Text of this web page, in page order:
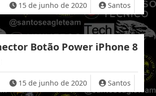
15 de junho de 2020 Santos
Botão Power iPhone 8
15 de junho de 2020 Santos